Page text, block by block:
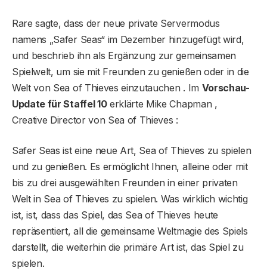
Rare sagte, dass der neue private Servermodus
namens „Safer Seas“ im Dezember hinzugefügt wird,
und beschrieb ihn als Ergänzung zur gemeinsamen
Spielwelt, um sie mit Freunden zu genießen oder in die
Welt von Sea of ​​Thieves einzutauchen . Im Vorschau-
Update für Staffel 10erklärte Mike Chapman ,
Creative Director von Sea of ​​Thieves :
Safer Seas ist eine neue Art, Sea of ​​Thieves zu spielen
und zu genießen. Es ermöglicht Ihnen, alleine oder mit
bis zu drei ausgewählten Freunden in einer privaten
Welt in Sea of ​​Thieves zu spielen. Was wirklich wichtig
ist, ist, dass das Spiel, das Sea of ​​Thieves heute
repräsentiert, all die gemeinsame Weltmagie des Spiels
darstellt, die weiterhin die primäre Art ist, das Spiel zu
spielen.